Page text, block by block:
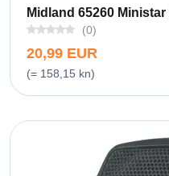
Midland 65260
(0)
20,99 EUR
(= 158,15 kn)